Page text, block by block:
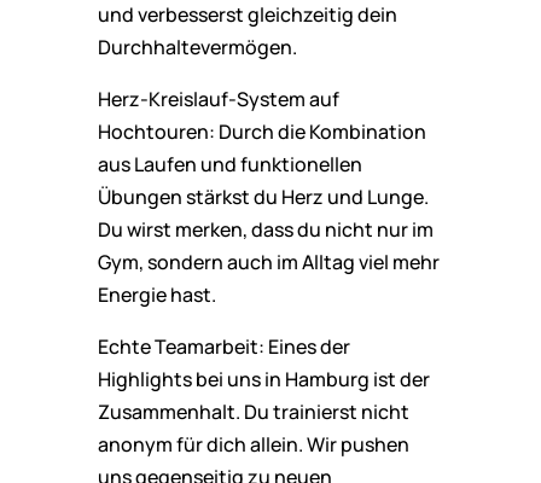
und verbesserst gleichzeitig dein
Durchhaltevermögen.
Herz-Kreislauf-System auf
Hochtouren: Durch die Kombination
aus Laufen und funktionellen
Übungen stärkst du Herz und Lunge.
Du wirst merken, dass du nicht nur im
Gym, sondern auch im Alltag viel mehr
Energie hast.
Echte Teamarbeit: Eines der
Highlights bei uns in Hamburg ist der
Zusammenhalt. Du trainierst nicht
anonym für dich allein. Wir pushen
uns gegenseitig zu neuen